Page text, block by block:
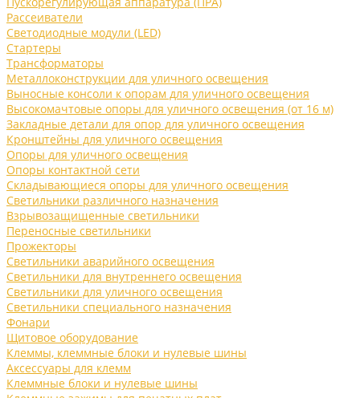
Рассеиватели
Светодиодные модули (LED)
Стартеры
Трансформаторы
Металлоконструкции для уличного освещения
Выносные консоли к опорам для уличного освещения
Высокомачтовые опоры для уличного освещения (от 16 м)
Закладные детали для опор для уличного освещения
Кронштейны для уличного освещения
Опоры для уличного освещения
Опоры контактной сети
Складывающиеся опоры для уличного освещения
Светильники различного назначения
Взрывозащищенные светильники
Переносные светильники
Прожекторы
Светильники аварийного освещения
Светильники для внутреннего освещения
Светильники для уличного освещения
Светильники специального назначения
Фонари
Щитовое оборудование
Клеммы, клеммные блоки и нулевые шины
Аксессуары для клемм
Клеммные блоки и нулевые шины